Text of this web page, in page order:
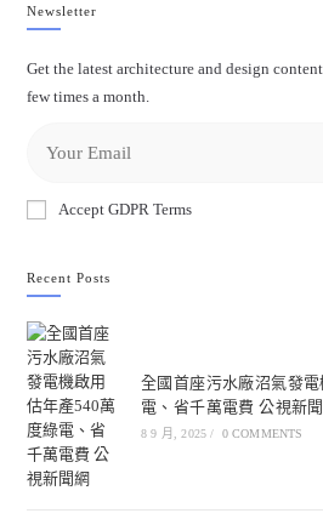
Newsletter
Get the latest architecture and design
few times a month.
Accept GDPR Terms
Recent Posts
全國首座污水廠沼氣發
電、省千萬電費 公視新
8 9 月, 2025 / 0 COMMENTS